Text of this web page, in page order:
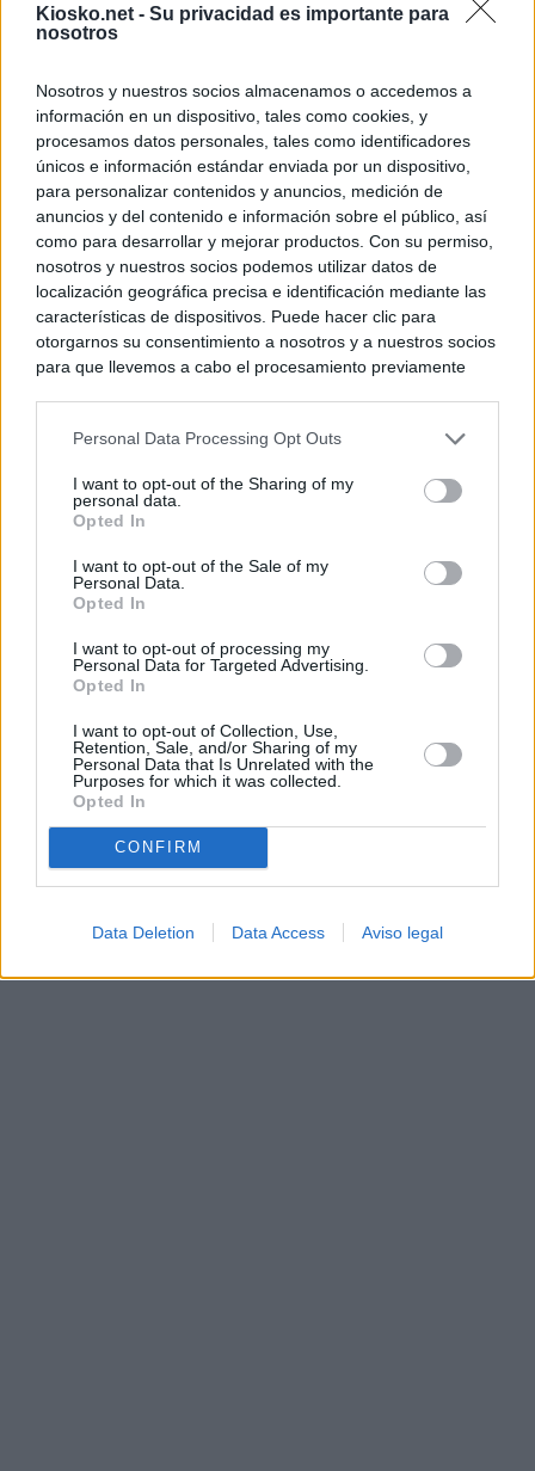
Kiosko.net - Su privacidad es importante para
nosotros
Nosotros y nuestros socios almacenamos o accedemos a
información en un dispositivo, tales como cookies, y
procesamos datos personales, tales como identificadores
únicos e información estándar enviada por un dispositivo,
para personalizar contenidos y anuncios, medición de
anuncios y del contenido e información sobre el público, así
como para desarrollar y mejorar productos. Con su permiso,
nosotros y nuestros socios podemos utilizar datos de
localización geográfica precisa e identificación mediante las
características de dispositivos. Puede hacer clic para
otorgarnos su consentimiento a nosotros y a nuestros socios
para que llevemos a cabo el procesamiento previamente
negar su consentimiento. Tenga en cuenta que algún
de su consentimiento, pero usted tiene el derecho de
rechazar tal procesamiento. Sus preferencias se aplicarán
cualquier momento entrando de nuevo en este sitio web o
visitando nuestra política de privacidad.
Personal Data Processing Opt Outs
I want to opt-out of the Sharing of my
personal data.
Opted In
I want to opt-out of the Sale of my
Personal Data.
Opted In
I want to opt-out of processing my
Personal Data for Targeted Advertising.
Opted In
I want to opt-out of Collection, Use,
Retention, Sale, and/or Sharing of my
Personal Data that Is Unrelated with the
Purposes for which it was collected.
Opted In
CONFIRM
Data Deletion Data Access Aviso legal